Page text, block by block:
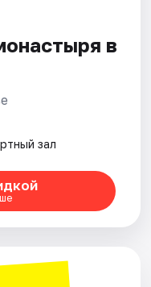
в
зал